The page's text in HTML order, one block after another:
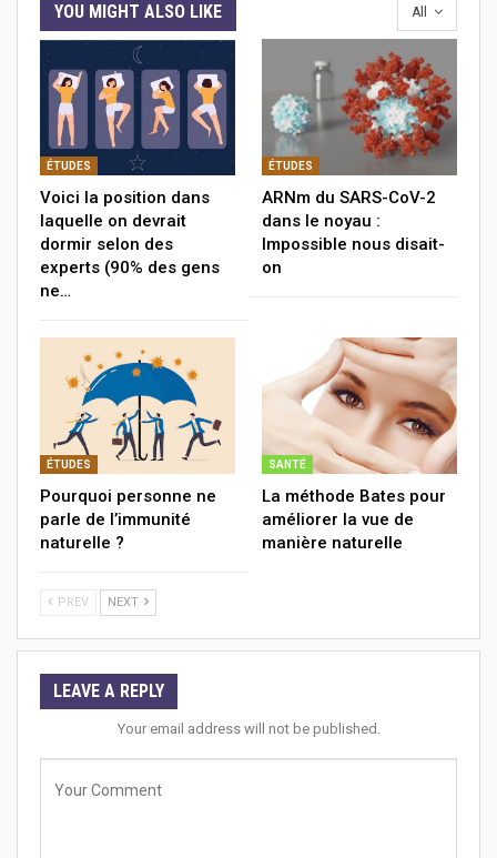
All
YOU MIGHT ALSO LIKE
ÉTUDES
Voici la position dans
laquelle on devrait
dormir selon des
experts (90% des gens
ne…
ÉTUDES
ARNm du SARS-CoV-2
dans le noyau :
Impossible nous disait-
on
ÉTUDES
Pourquoi personne ne
parle de l’immunité
naturelle ?
SANTÉ
La méthode Bates pour
améliorer la vue de
manière naturelle
PREV NEXT
LEAVE A REPLY
Your email address will not be published.